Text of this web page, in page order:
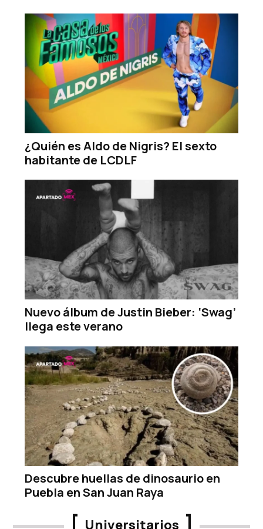
¿Quién es Aldo de Nigris? El sexto
habitante de LCDLF
Nuevo álbum de Justin Bieber: ‘Swag’
llega este verano
Descubre huellas de dinosaurio en
Puebla en San Juan Raya
Universitarios